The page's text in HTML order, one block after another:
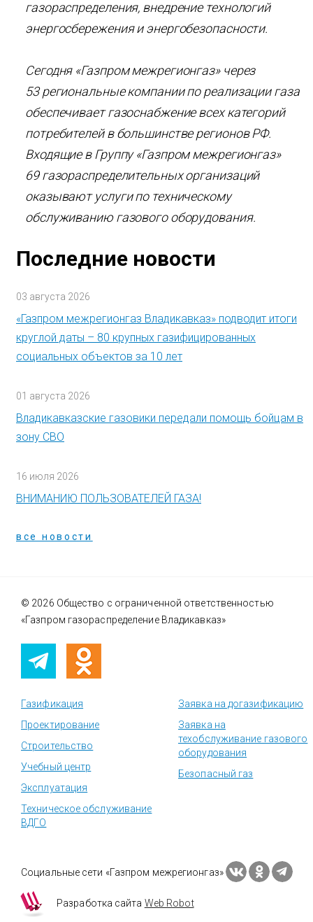
газораспределения, внедрение технологий
энергосбережения и энергобезопасности.
Сегодня «Газпром межрегионгаз» через
53 региональные компании по реализации газа
обеспечивает газоснабжение всех категорий
потребителей в большинстве регионов РФ.
Входящие в Группу «Газпром межрегионгаз»
69 газораспределительных организаций
оказывают услуги по техническому
обслуживанию газового оборудования.
Последние новости
03 августа 2026
«Газпром межрегионгаз Владикавказ» подводит итоги
круглой даты – 80 крупных газифицированных
социальных объектов за 10 лет
01 августа 2026
Владикавказские газовики передали помощь бойцам в
зону СВО
16 июля 2026
ВНИМАНИЮ ПОЛЬЗОВАТЕЛЕЙ ГАЗА!
все новости
© 2026 Общество с ограниченной ответственностью
«Газпром газораспределение Владикавказ»
Газификация
Проектирование
Строительство
Учебный центр
Эксплуатация
Техническое обслуживание
ВДГО
Заявка на догазификацию
Заявка на
техобслуживание газового
оборудования
Безопасный газ
Социальные сети «Газпром межрегионгаз»
Разработка сайта Web Robot